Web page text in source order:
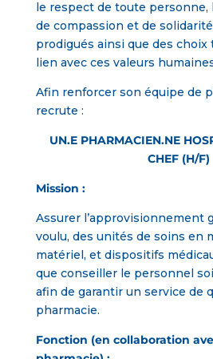
le respect de toute
de compassion et de
prodigués ainsi que des
lien avec ces valeurs
Afin renforcer son équipe de
recrute :
UN.E PHARMACIEN.NE
CHEF (H/F)
Mission :
Assurer l’approvisionnement
voulu, des unités de soins en
matériel, et dispositifs
que conseiller le personnel
afin de garantir un service de
pharmacie.
Fonction (en collaboration